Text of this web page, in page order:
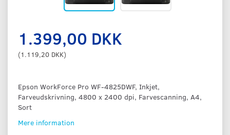
1.399,00 DKK
(1.119,20 DKK)
Epson WorkForce Pro WF-4825DWF, Inkjet,
Farveudskrivning, 4800 x 2400 dpi, Farvescanning, A4,
Sort
Mere information